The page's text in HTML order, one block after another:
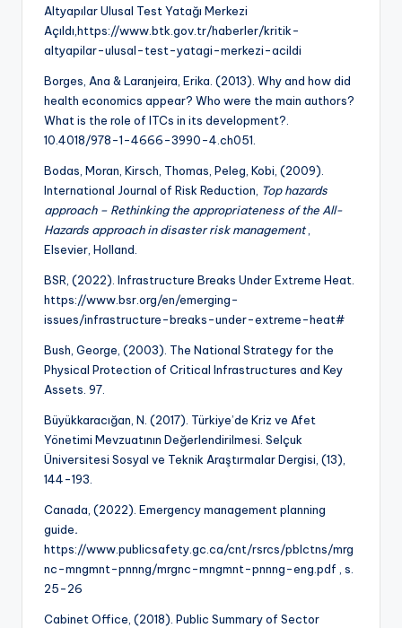
Altyapılar Ulusal Test Yatağı Merkezi
Açıldı,https://www.btk.gov.tr/haberler/kritik-
altyapilar-ulusal-test-yatagi-merkezi-acildi
Borges, Ana & Laranjeira, Erika. (2013). Why and how did
health economics appear? Who were the main authors?
What is the role of ITCs in its development?.
10.4018/978-1-4666-3990-4.ch051.
Bodas, Moran, Kirsch, Thomas, Peleg, Kobi, (2009).
International Journal of Risk Reduction, Top hazards
approach – Rethinking the appropriateness of the All-
Hazards approach in disaster risk management,
Elsevier, Holland.
BSR, (2022). Infrastructure Breaks Under Extreme Heat.
https://www.bsr.org/en/emerging-
issues/infrastructure-breaks-under-extreme-heat#
Bush, George, (2003). The National Strategy for the
Physical Protection of Critical Infrastructures and Key
Assets. 97.
Büyükkaracığan, N. (2017). Türkiye’de Kriz ve Afet
Yönetimi Mevzuatının Değerlendirilmesi. Selçuk
Üniversitesi Sosyal ve Teknik Araştırmalar Dergisi, (13),
144-193.
Canada, (2022). Emergency management planning
guide.
https://www.publicsafety.gc.ca/cnt/rsrcs/pblctns/mrg
nc-mngmnt-pnnng/mrgnc-mngmnt-pnnng-eng.pdf , s.
25-26
Cabinet Office, (2018). Public Summary of Sector